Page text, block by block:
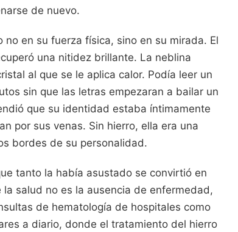
de nuevo.
en su fuerza física, sino en su mirada. El
una nitidez brillante. La neblina
al que se le aplica calor. Podía leer un
sin que las letras empezaran a bailar un
que su identidad estaba íntimamente
por sus venas. Sin hierro, ella era una
bordes de su personalidad.
tanto la había asustado se convirtió en
salud no es la ausencia de enfermedad,
de hematología de hospitales como
a diario, donde el tratamiento del hierro